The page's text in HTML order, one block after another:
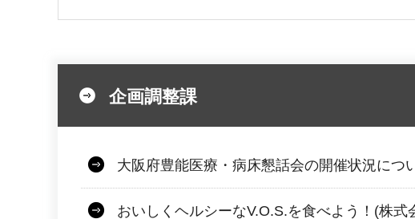
企画調整課
大阪府豊能医療・病床懇話会の開催状況につ
おいしくヘルシーなV.O.S.を食べよう！(株式